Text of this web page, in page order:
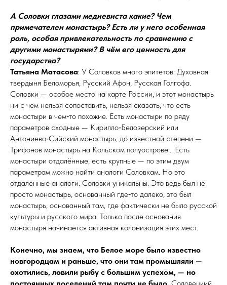
А Соловки глазами медиевиста какие? Чем
примечателен монастырь? Есть ли у него особенная
роль, особая привлекательность по сравнению с
другими монастырями? В чём его ценность для
государства?
Татьяна Матасова: У Соловков много эпитетов: Духовная
твердыня Беломорья, Русский Афон, Русская Голгофа.
Соловки — особое место на карте России, и этот монастырь
ни с чем нельзя сопоставить, нельзя сказать, что есть
монастыри в чем‑то похожие. Есть монастыри по ряду
параметров сходные — Кирилло‑Белозерский или
Антониево‑Сийский монастырь, до известной степени —
Трифонов монастырь на Кольском полуострове... Есть
монастыри отдалённые, есть крупные — по этим двум
параметрам можно найти аналоги Соловкам. Но это
отдалённые аналоги. Соловки уникальны. Это ведь был не
просто монастырь, основанный где‑то далеко, это был
монастырь, основанный там, где фактически не было русской
культуры и русского мира. Только после основания
монастыря начинается активная колонизация этих мест.
Конечно, мы знаем, что Белое море было известно
новгородцам и раньше, что они там промышляли —
охотились, ловили рыбу с большим успехом, — но